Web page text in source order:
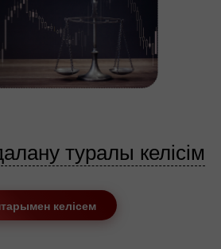
туралы келісім
келісем